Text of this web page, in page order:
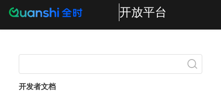
开放平台
开发者文档